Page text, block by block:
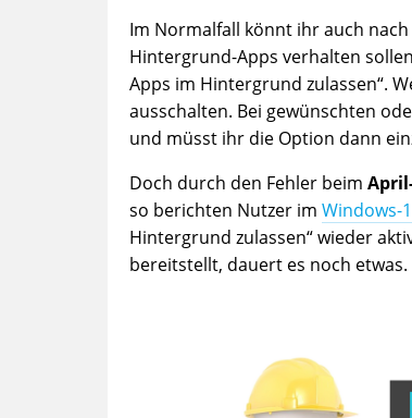
Im Normalfall könnt ihr auch
Hintergrund-Apps verhalten
Apps im Hintergrund zulassen“.
ausschalten. Bei gewünschten
und müsst ihr die Option dann
Doch durch den Fehler beim
so berichten Nutzer im Windows-
Hintergrund zulassen“ wieder
bereitstellt, dauert es noch etwas.